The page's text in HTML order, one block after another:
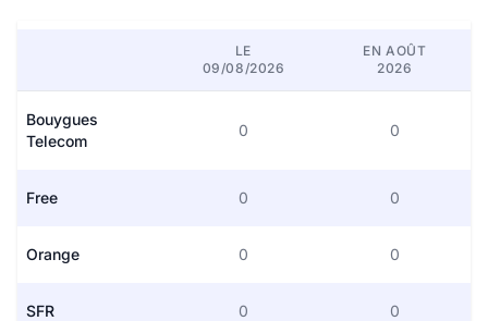
LE
09/08/2026
EN AOÛT
2026
Bouygues
Telecom
0 0
Free 0 0
Orange 0 0
SFR 0 0